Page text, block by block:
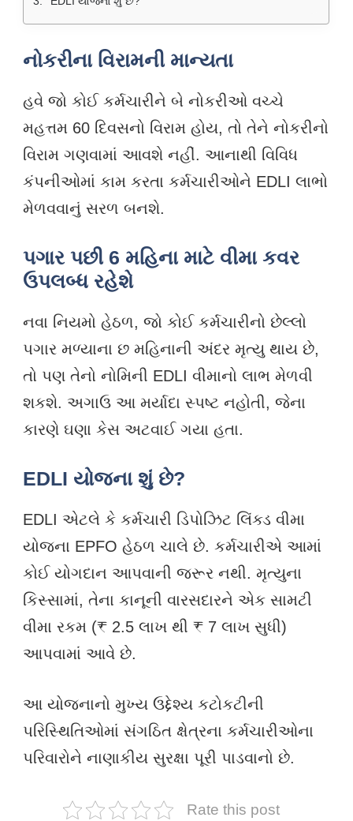
નોકરીના વિરામની માન્યતા
હવે જો કોઈ કર્મચારીને બે નોકરીઓ વચ્ચે
મહત્તમ 60 દિવસનો વિરામ હોય, તો તેને નોકરીનો
વિરામ ગણવામાં આવશે નહીં. આનાથી વિવિધ
કંપનીઓમાં કામ કરતા કર્મચારીઓને EDLI લાભો
મેળવવાનું સરળ બનશે.
પગાર પછી 6 મહિના માટે વીમા કવર
ઉપલબ્ધ રહેશે
નવા નિયમો હેઠળ, જો કોઈ કર્મચારીનો છેલ્લો
પગાર મળ્યાના છ મહિનાની અંદર મૃત્યુ થાય છે,
તો પણ તેનો નોમિની EDLI વીમાનો લાભ મેળવી
શકશે. અગાઉ આ મર્યાદા સ્પષ્ટ નહોતી, જેના
કારણે ઘણા કેસ અટવાઈ ગયા હતા.
EDLI યોજના શું છે?
EDLI એટલે કે કર્મચારી ડિપોઝિટ લિંક્ડ વીમા
યોજના EPFO હેઠળ ચાલે છે. કર્મચારીએ આમાં
કોઈ યોગદાન આપવાની જરૂર નથી. મૃત્યુના
કિસ્સામાં, તેના કાનૂની વારસદારને એક સામટી
વીમા રકમ (₹ 2.5 લાખ થી ₹ 7 લાખ સુધી)
આપવામાં આવે છે.
આ યોજનાનો મુખ્ય ઉદ્દેશ્ય કટોકટીની
પરિસ્થિતિઓમાં સંગઠિત ક્ષેત્રના કર્મચારીઓના
પરિવારોને નાણાકીય સુરક્ષા પૂરી પાડવાનો છે.
Rate this post